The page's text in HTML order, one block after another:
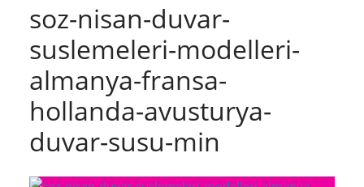
soz-nisan-duvar-
suslemeleri-modelleri-
almanya-fransa-
hollanda-avusturya-
duvar-susu-min